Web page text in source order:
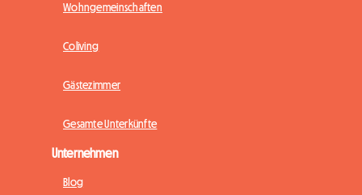
Wohngemeinschaften
Coliving
Gästezimmer
Gesamte Unterkünfte
Unternehmen
Blog